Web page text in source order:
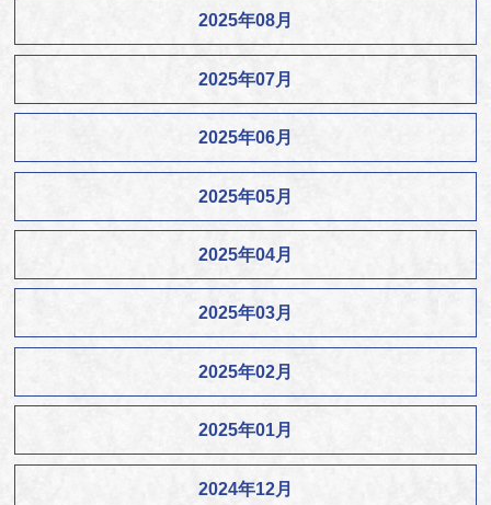
2025年08月
2025年07月
2025年06月
2025年05月
2025年04月
2025年03月
2025年02月
2025年01月
2024年12月